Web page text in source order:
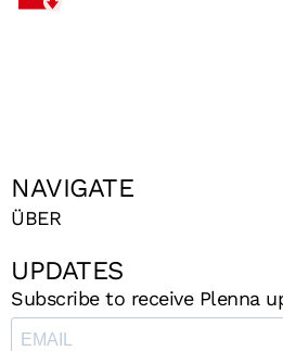
NAVIGATE
ÜBER
UPDATES
Subscribe to receive Plenna